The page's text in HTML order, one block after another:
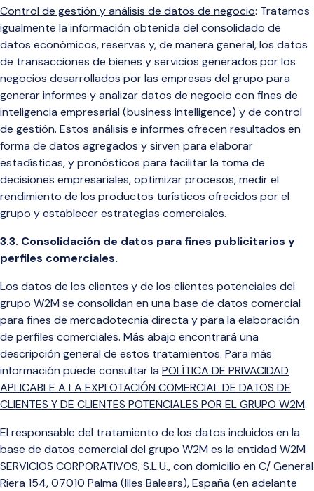
Control de gestión y análisis de datos de negocio: Tratamos
igualmente la información obtenida del consolidado de
datos económicos,reservas y, de manera general, los datos
de transacciones de bienes y servicios generados por los
negocios desarrollados por las empresas del grupo para
generar informes y analizardatos de negocio con fines de
inteligencia empresarial (business intelligence) y de control
de gestión. Estos análisis e informes ofrecen resultados en
forma de datos agregados y sirven para elaborar
estadísticas, y pronósticos para facilitar la toma de
decisiones empresariales, optimizar procesos, medir el
rendimiento de los productos turísticos ofrecidos por el
grupo y establecer estrategias comerciales.
3.3. Consolidación de datos para fines publicitarios y
perfiles comerciales.
Los datos de los clientes y de los clientes potenciales del
grupo W2M se consolidan en una base de datos comercial
para fines de mercadotecnia directa y para la elaboración
de perfiles comerciales. Más abajo encontrará una
descripción general de estos tratamientos. Para más
información puede consultar la POLÍTICA DE PRIVACIDAD
APLICABLE A LA EXPLOTACIÓN COMERCIAL DE DATOS DE
CLIENTES Y DE CLIENTES POTENCIALES POR EL GRUPO W2M.
El responsable del tratamiento de los datos incluidos en la
base de datos comercial del grupo W2M es la entidad W2M
SERVICIOS CORPORATIVOS, S.L.U., con domicilio en C/ General
Riera 154, 07010 Palma (Illes Balears), España (en adelante